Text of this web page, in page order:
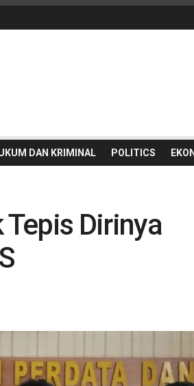
DAN KRIMINAL POLITICS
Tepis Dirinya